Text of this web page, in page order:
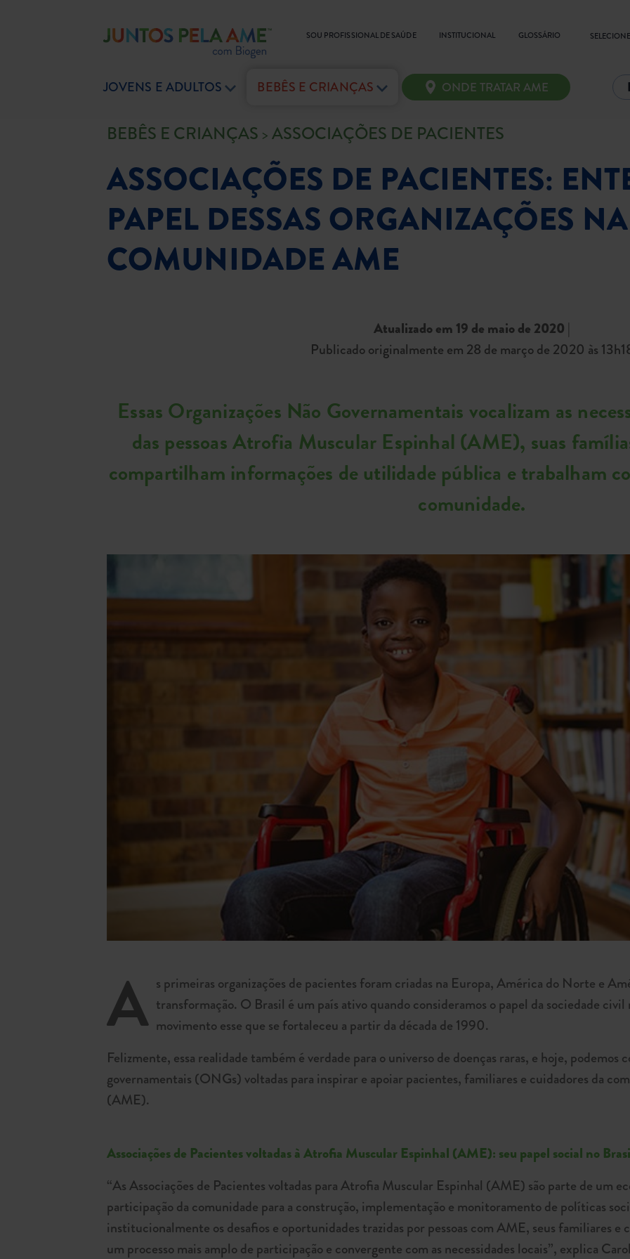
SOU PROFISSIONAL DE SAÚDE INSTITUCIONAL GLOSSÁRIO
JOVENS E ADULTOS BEBÊS E CRIANÇAS ONDE TRATAR AME
BEBÊS E CRIANÇAS ASSOCIAÇÕES DE PACIENTES
ASSOCIAÇÕES DE PACIENTES:
PAPEL DESSAS ORGANIZAÇÕES NA
COMUNIDADE AME
Atualizado em 19 de maio de 2020
Publicado originalmente em 28 de março de 2020 às
Essas Organizações Não Governamentais vocalizam as
das pessoas Atrofia Muscular Espinhal (AME), suas
compartilham informações de utilidade pública e trabalham
comunidade.
A s primeiras organizações de pacientes foram criadas na Europa, América do Norte e
transformação. O Brasil é um país ativo quando consideramos o papel da sociedade
movimento esse que se fortaleceu a partir da década de 1990.
Felizmente, essa realidade também é verdade para o universo de doenças raras, e hoje, podemos
governamentais (ONGs) voltadas para inspirar e apoiar pacientes, familiares e cuidadores da
(AME).
Associações de Pacientes voltadas à Atrofia Muscular Espinhal (AME): seu papel social no
“As Associações de Pacientes voltadas para Atrofia Muscular Espinhal (AME) são parte de um
participação da comunidade para a construção, implementação e monitoramento de políticas
institucionalmente os desafios e oportunidades trazidas por pessoas com AME, seus familiares e
um processo mais amplo de participação e convergente com as necessidades locais”, explica